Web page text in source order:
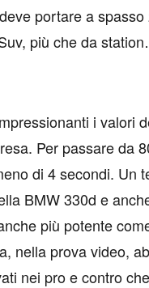
portare a
più che da
i valori
Per passare da
di 4 secondi. Un
BMW 330d e
più potente
nella prova video,
nei pro e contro